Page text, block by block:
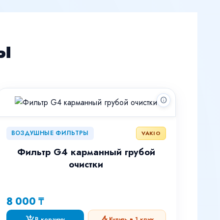
info
ВОЗДУШНЫЕ ФИЛЬТРЫ VAKIO
Фильтр G4 карманный грубой
очистки
8 000 ₸